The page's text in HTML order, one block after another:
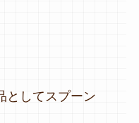
としてスプーン